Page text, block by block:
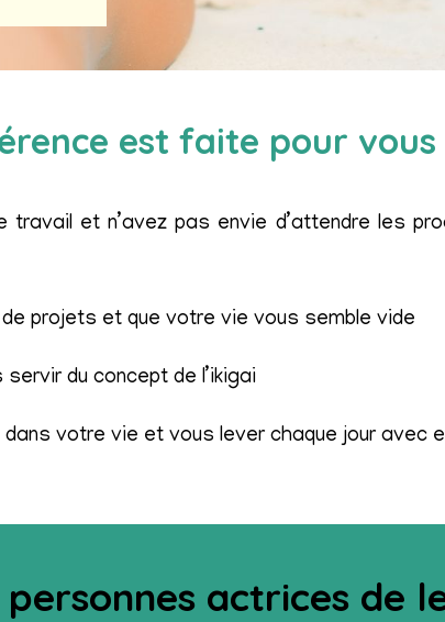
est faite pour vous
travail et n’avez pas envie d’attendre les
projets et que votre vie vous semble vide
du concept de l’ikigai
votre vie et vous lever chaque jour avec
actrices de